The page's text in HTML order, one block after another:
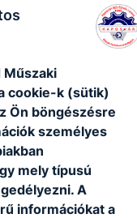
Műszaki
cookie-k (sütik)
Ön böngészésre
személyes
mely típusú
A
információkat a